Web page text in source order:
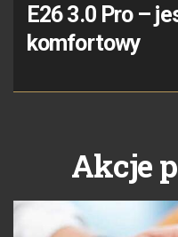
E26 3.0 Pro –
komfortowy
Akcje